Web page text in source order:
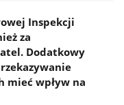
Inspekcji
za
Dodatkowy
mieć wpływ na